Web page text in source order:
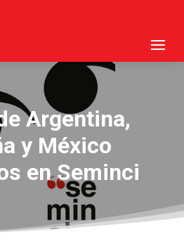
Argentina,
y México
en Seminci